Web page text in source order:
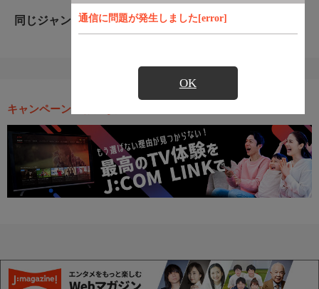
通信に問題が発生しました[error]
OK
同じジャンルのおすすめ番組
キャンペーン・お得な情報